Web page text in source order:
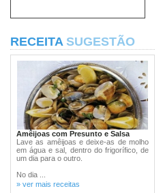
RECEITA SUGESTÃO
Amêijoas com Presunto e Salsa
Lave as amêijoas e deixe-as de molho
em água e sal, dentro do frigorífico, de
um dia para o outro.
No dia ...
» ver mais receitas